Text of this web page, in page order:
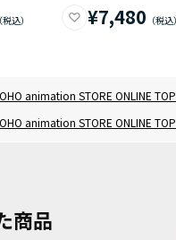
¥7,480
animation STORE ONLINE TOP
animation STORE ONLINE TOP
商品